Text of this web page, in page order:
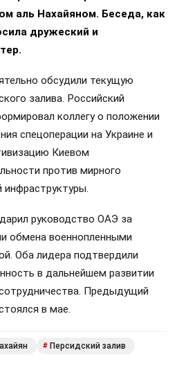
аль Нахайяном. Беседа, как
дружеский и
обсудили текущую
залива. Российский
коллегу о положении
спецоперации на Украине и
Киевом
против мирного
инфраструктуры.
руководство ОАЭ за
обмена военнопленными
Оба лидера подтвердили
в дальнейшем развитии
Предыдущий
в мае.
# Персидский залив